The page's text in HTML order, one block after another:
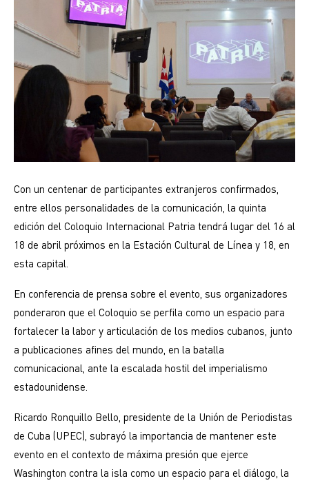
Con un centenar de participantes extranjeros confirmados,
entre ellos personalidades de la comunicación, la quinta
edición del Coloquio Internacional Patria tendrá lugar del 16 al
18 de abril próximos en la Estación Cultural de Línea y 18, en
esta capital.
En conferencia de prensa sobre el evento, sus organizadores
ponderaron que el Coloquio se perfila como un espacio para
fortalecer la labor y articulación de los medios cubanos, junto
a publicaciones afines del mundo, en la batalla
comunicacional, ante la escalada hostil del imperialismo
estadounidense.
Ricardo Ronquillo Bello, presidente de la Unión de Periodistas
de Cuba (UPEC), subrayó la importancia de mantener este
evento en el contexto de máxima presión que ejerce
Washington contra la isla como un espacio para el diálogo, la